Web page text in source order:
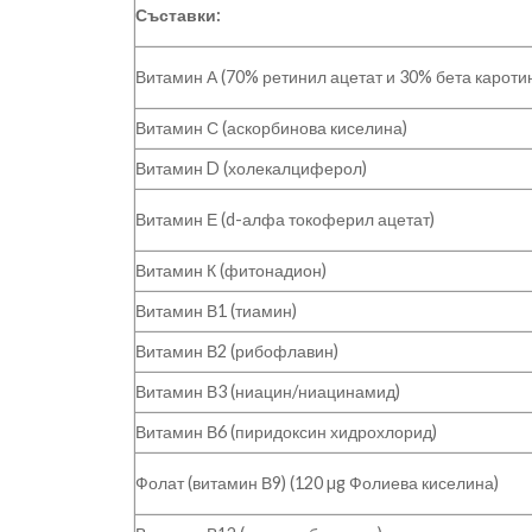
Съставки:
Витамин А (70% ретинил ацетат и 30% бета
Витамин С (аскорбинова киселина)
Витамин D (холекалциферол)
Витамин Е (d-алфа токоферил ацетат)
Витамин К (фитонадион)
Витамин В1 (тиамин)
Витамин В2 (рибофлавин)
Витамин В3 (ниацин/ниацинамид)
Витамин В6 (пиридоксин хидрохлорид)
Фолат (витамин В9) (120 µg Фолиева киселина)